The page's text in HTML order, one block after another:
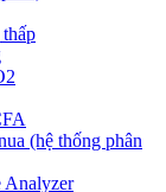
(hệ thống phân
Analyzer